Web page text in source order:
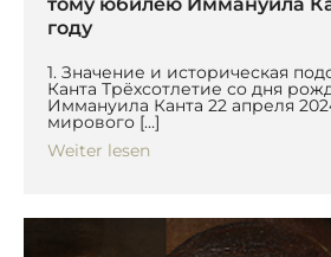
году
1. Значение и историческая
Канта Трёхсотлетие со дня
Иммануила Канта 22 апреля
мирового […]
Weiter lesen